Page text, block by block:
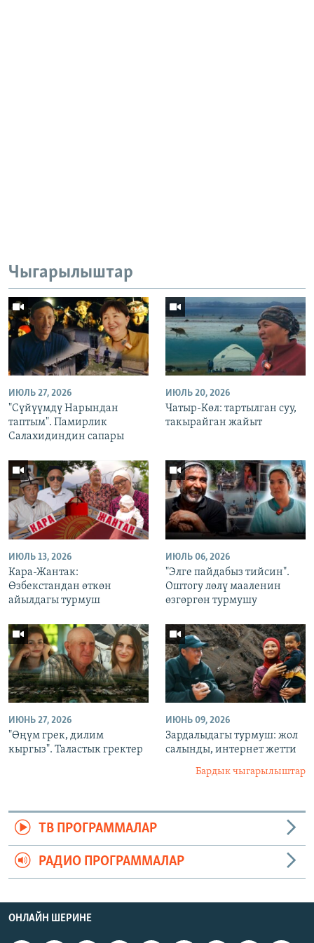
Чыгарылыштар
ИЮЛЬ 27, 2026
"Сүйүүмдү Нарындан
таптым". Памирлик
Салахидиндин сапары
ИЮЛЬ 20, 2026
Чатыр-Көл: тартылган суу,
такырайган жайыт
ИЮЛЬ 13, 2026
Кара-Жантак:
Өзбекстандан өткөн
айылдагы турмуш
ИЮЛЬ 06, 2026
"Элге пайдабыз тийсин".
Оштогу лөлү мааленин
өзгөргөн турмушу
ИЮНЬ 27, 2026
"Өңүм грек, дилим
кыргыз". Таластык гректер
ИЮНЬ 09, 2026
Зардалыдагы турмуш: жол
салынды, интернет жетти
Бардык чыгарылыштар
ТВ ПРОГРАММАЛАР
РАДИО ПРОГРАММАЛАР
ОНЛАЙН ШЕРИНЕ